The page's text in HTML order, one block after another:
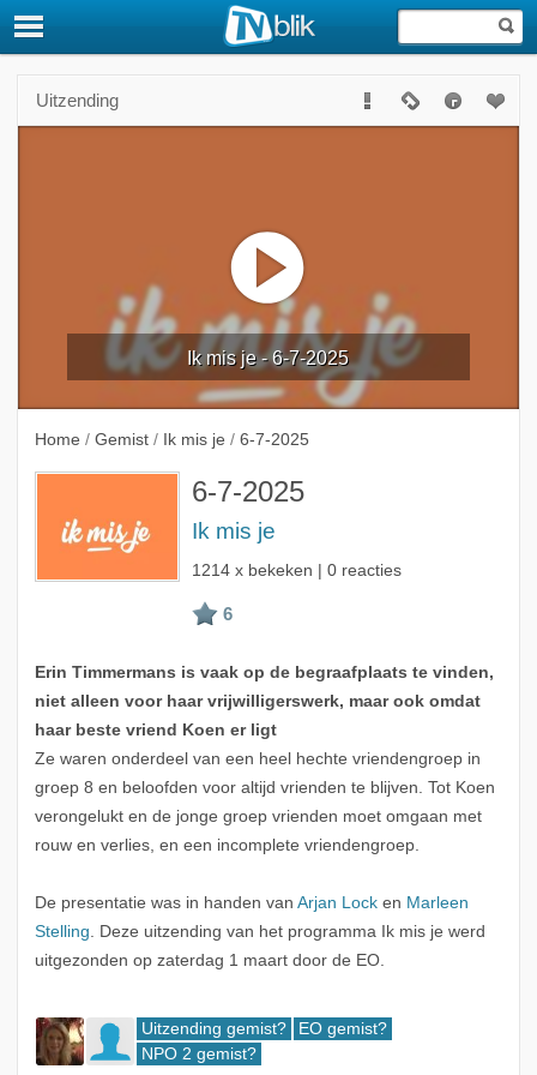
Uitzending
Ik mis je - 6-7-2025
Home / Gemist / Ik mis je / 6-7-2025
6-7-2025
Ik mis je
1214 x bekeken | 0 reacties
Erin Timmermans is vaak op de begraafplaats te vinden,
niet alleen voor haar vrijwilligerswerk, maar ook omdat
haar beste vriend Koen er ligt
Ze waren onderdeel van een heel hechte vriendengroep in
groep 8 en beloofden voor altijd vrienden te blijven. Tot Koen
verongelukt en de jonge groep vrienden moet omgaan met
rouw en verlies, en een incomplete vriendengroep.
De presentatie was in handen van Arjan Locken Marleen
Stelling. Deze uitzending van het programma Ik mis je werd
uitgezonden op zaterdag 1 maart door de EO.
Uitzending gemist?
EO gemist?
NPO 2 gemist?